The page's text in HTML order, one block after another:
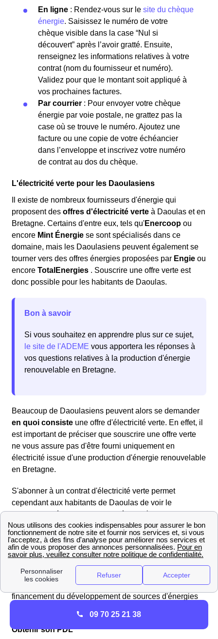
En ligne : Rendez-vous sur le site du chèque
énergie. Saisissez le numéro de votre
chèque visible dans la case “Nul si
découvert” après l’avoir gratté. Ensuite,
renseignez les informations relatives à votre
contrat (nom du fournisseur et numéro).
Validez pour que le montant soit appliqué à
vos prochaines factures.
Par courrier : Pour envoyer votre chèque
énergie par voie postale, ne grattez pas la
case où se trouve le numéro. Ajoutez une
facture ou une copie de votre échéancier
dans l’enveloppe et inscrivez votre numéro
de contrat au dos du chèque.
L'électricité verte pour les Daoulasiens
Il existe de nombreux fournisseurs d'énergie qui
proposent des offres d'électricité verte à Daoulas et en
Bretagne. Certains d'entre eux, tels qu'Enercoop ou
encore Mint Énergie se sont spécialisés dans ce
domaine, mais les Daoulasiens peuvent également se
tourner vers des offres énergies proposées par Engie ou
encore TotalEnergies . Souscrire une offre verte est
donc possible pour les habitants de Daoulas.
Bon à savoir
Si vous souhaitez en apprendre plus sur ce sujet,
le site de l'ADEME vous apportera les réponses à
vos questions relatives à la production d'énergie
renouvelable en Bretagne.
Beaucoup de Daoulasiens peuvent alors se demander
en quoi consiste une offre d'électricité verte. En effet, il
est important de préciser que souscrire une offre verte
ne vous assure pas d'être fourni uniquement en
électricité issue d'une production d'énergie renouvelable
en Bretagne.
S'abonner à un contrat d'électricité verte permet
cependant aux habitants de Daoulas de voir le
fournisseurréinjecter dans le réseauélectrique
l'équivalent de leur consommation en électricité dite
verte (issue d'une production par panneaux
photovoltaïques, éoliennes etc.). Ainsi, l'électricité que
les Daoulasiens recevront sera un mélange
verte et classique
. C'est donc une façon pour les
consommateurs en Bretagne de participer au
financement du développement de sources d'énergies
Obtenir son PDL
09 70 25 21 38